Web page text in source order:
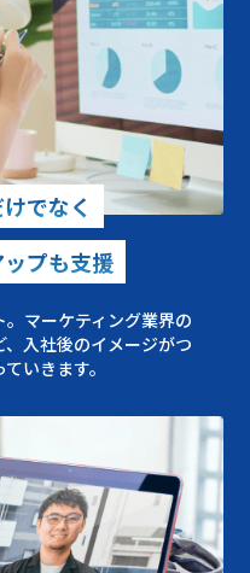
でなく
プも支援
マーケティング業界の
入社後のイメージがつ
いきます。